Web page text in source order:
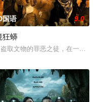
逼迫下，一家人
，对方如同附骨之疽，死咬着目
亲又突然失踪后，他踏上了寻
国语 9.0
狂蟒
取文物的罪恶之徒，在一次盗宝